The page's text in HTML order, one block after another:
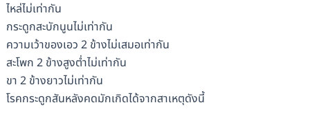
ไหล่ไม่เท่ากัน
กระดูกสะบักนูนไม่เท่ากัน
ความเว้าของเอว 2 ข้างไม่เสมอเท่ากัน
สะโพก 2 ข้างสูงต่ำไม่เท่ากัน
ขา 2 ข้างยาวไม่เท่ากัน
โรคกระดูกสันหลังคดมักเกิดได้จากสาเหตุดังนี้